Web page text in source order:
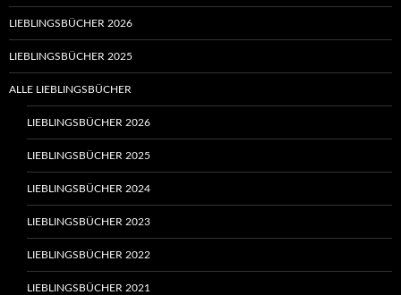
LIEBLINGSBÜCHER 2026
LIEBLINGSBÜCHER 2025
ALLE LIEBLINGSBÜCHER
LIEBLINGSBÜCHER 2026
LIEBLINGSBÜCHER 2025
LIEBLINGSBÜCHER 2024
LIEBLINGSBÜCHER 2023
LIEBLINGSBÜCHER 2022
LIEBLINGSBÜCHER 2021